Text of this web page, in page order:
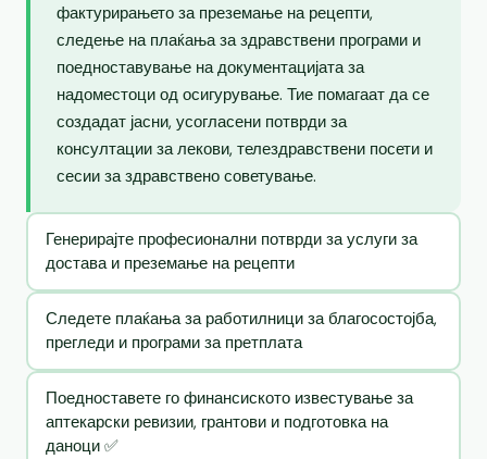
фактурирањето за преземање на рецепти,
следење на плаќања за здравствени програми и
поедноставување на документацијата за
надоместоци од осигурување. Тие помагаат да се
создадат јасни, усогласени потврди за
консултации за лекови, телездравствени посети и
сесии за здравствено советување.
Генерирајте професионални потврди за услуги за
достава и преземање на рецепти
Следете плаќања за работилници за благосостојба,
прегледи и програми за претплата
Поедноставете го финансиското известување за
аптекарски ревизии, грантови и подготовка на
даноци ✅